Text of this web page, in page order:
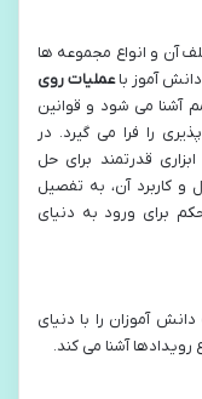
آن و انواع مجموعه ها
آموز باعملیات روی
آشنا می شود و قوانین
را فرا می گیرد. در
قدرتمند برای حل
کاربرد آن، به تفصیل
برای ورود به دنیای
آموزان را با دنیای
آشنا می کند.